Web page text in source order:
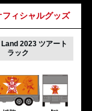
ィシャルグッズ
2023 ツアート
ラック